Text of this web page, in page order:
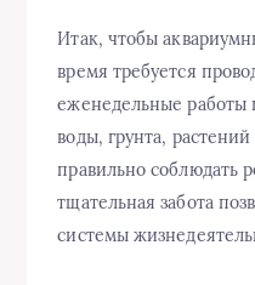
Итак, чтобы
время требуется
еженедельные работы
воды, грунта,
правильно соблюдать
тщательная забота
системы